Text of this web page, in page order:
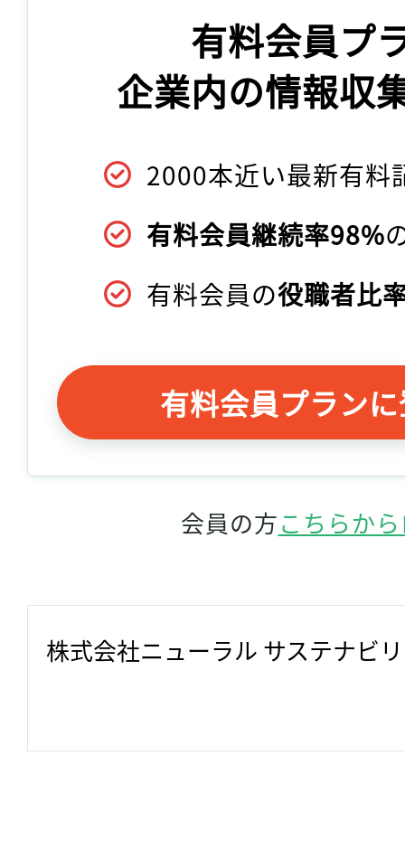
有料会員プ
企業内の情報収
2000本近い最新有料
有料会員継続率98%
有料会員の役職者比
有料会員プラン
会員の方こちらか
株式会社ニューラル サステナビ